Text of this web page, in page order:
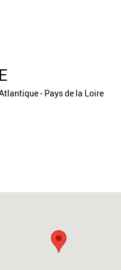
- Pays de la Loire